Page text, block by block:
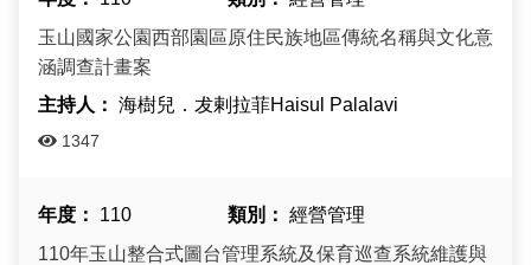
利益衝突迴避揭露專區
公共工程生態檢核專區
玉山國家公園西部園區原住民族地區傳統名稱與文化意
涵調查計畫案
海樹兒．犮剌拉菲Haisul Palalavi
1347
110
經營管理
110年玉山整合式圖台管理系統及保育巡查系統維護與